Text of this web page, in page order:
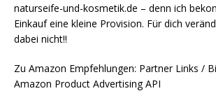
naturseife-und-kosmetik.de – denn ich
Einkauf eine kleine Provision. Für dich
dabei nicht!!
Zu Amazon Empfehlungen: Partner Links /
Amazon Product Advertising API